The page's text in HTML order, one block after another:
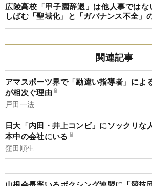
広陵高校「甲子園辞退」は他人事では
しばむ「聖域化」と「ガバナンス不全」
関連記事
アマスポーツ界で「勘違い指導者」によ
が相次ぐ理由
戸田一法
日大「内田・井上コンビ」にソックリな
本中の会社にいる
窪田順生